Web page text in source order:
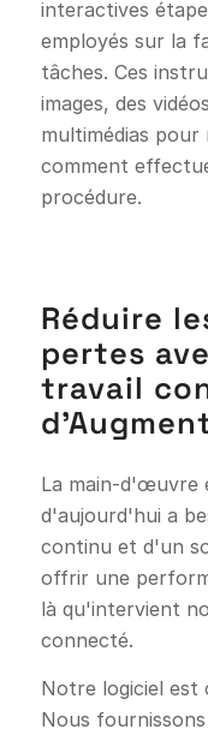
interactives
employés sur la
tâches. Ces
images, des
multimédias
comment
procédure.
Réduire
pertes
travail
La main-d'œuvre
d'aujourd'hui a
continu et d'un
offrir une
là qu'intervient
connecté.
Notre logiciel
Nous